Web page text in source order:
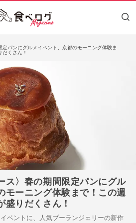
定パンにグルメイベント、京都のモーニング体験ま
くさん！
ス〉春の期間限定パンにグル
モーニング体験まで！この週
盛りだくさん！
ベントに、人気ブーランジェリーの新作